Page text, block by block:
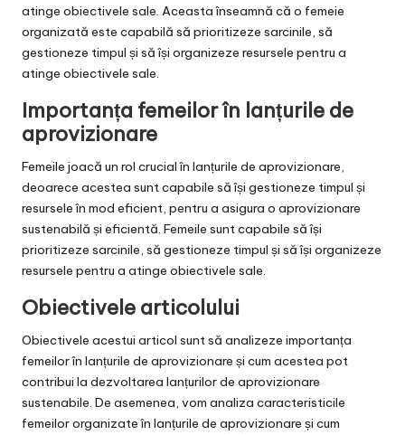
atinge obiectivele sale. Aceasta înseamnă că o femeie
organizată este capabilă să prioritizeze sarcinile, să
gestioneze timpul și să își organizeze resursele pentru a
atinge obiectivele sale.
Importanța femeilor în lanțurile de
aprovizionare
Femeile joacă un rol crucial în lanțurile de aprovizionare,
deoarece acestea sunt capabile să își gestioneze timpul și
resursele în mod eficient, pentru a asigura o aprovizionare
sustenabilă și eficientă. Femeile sunt capabile să își
prioritizeze sarcinile, să gestioneze timpul și să își organizeze
resursele pentru a atinge obiectivele sale.
Obiectivele articolului
Obiectivele acestui articol sunt să analizeze importanța
femeilor în lanțurile de aprovizionare și cum acestea pot
contribui la dezvoltarea lanțurilor de aprovizionare
sustenabile. De asemenea, vom analiza caracteristicile
femeilor organizate în lanțurile de aprovizionare și cum